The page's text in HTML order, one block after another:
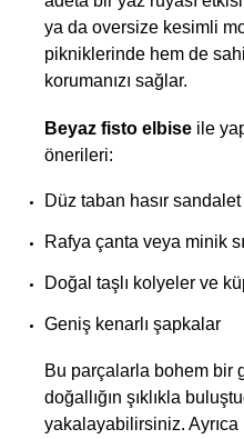
ya da oversize kesimli
pikniklerinde hem de
korumanızı sağlar.
Beyaz fisto elbise ile
önerileri:
Düz taban hasır sandalet
Rafya çanta veya minik
Doğal taşlı kolyeler ve
Geniş kenarlı şapkalar
Bu parçalarla bohem bir
doğallığın şıklıkla
yakalayabilirsiniz.